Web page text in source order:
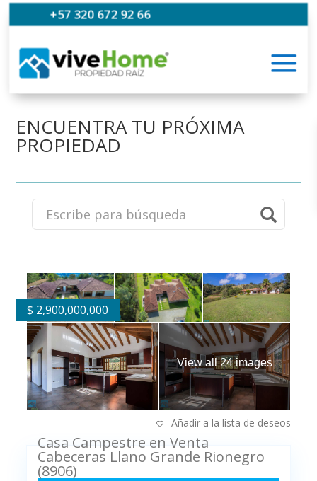
+57 320 672 92 66
ENCUENTRA TU PRÓXIMA
PROPIEDAD
$ 2,900,000,000
View all 24 images
Añadir a la lista de deseos
Casa Campestre en Venta
Cabeceras Llano Grande Rionegro
(8906)